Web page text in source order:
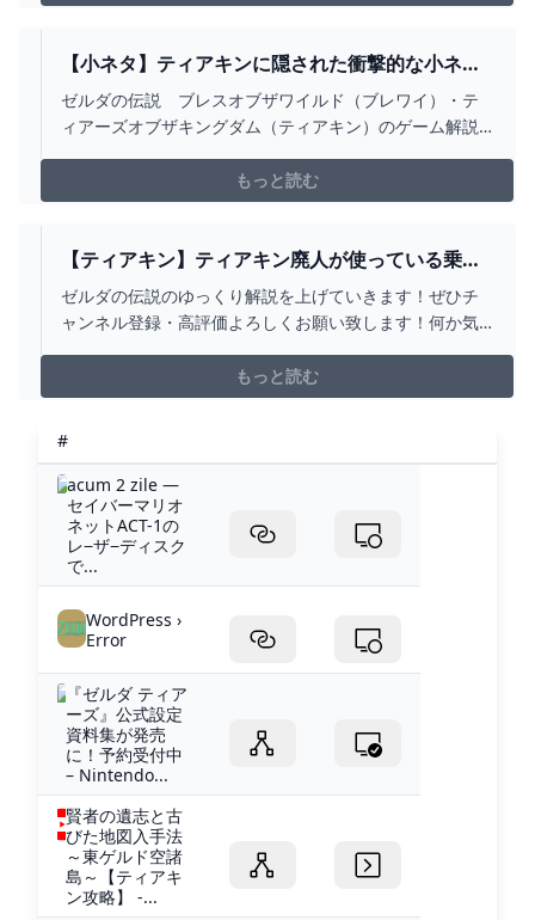
【小ネタ】ティアキンに隠された衝撃的な小ネタ
30連発【ゼルダの伝説ティアーズオブザキングダ
ム】 - YOUTUBE
ゼルダの伝説 ブレスオブザワイルド（ブレワイ）・テ
ィアーズオブザキングダム（ティアキン）のゲーム解説
しております。------------------------------00:00 OP00:20 ①
ゼルダの身長01:12 ②全裸リンク02:01 ③G...
もっと読む
【ティアキン】ティアキン廃人が使っている乗り
物９選【ゼルダの伝説 ティアーズオブザキング
ダム】 - YOUTUBE
ゼルダの伝説のゆっくり解説を上げていきます！ぜひチ
ャンネル登録・高評価よろしくお願い致します！何か気
欄にお書きください！！なるべく実行します！いや実行
します！！#ティアキン#ティアーズオブザキングダム#ゼ
もっと読む
#
acum 2 zile —
セイバーマリオ
ネットACT-1の
レ−ザ−ディスク
で...
WordPress ›
Error
『ゼルダ ティア
ーズ』公式設定
資料集が発売
に！予約受付中
– Nintendo...
賢者の遺志と古
びた地図入手法
～東ゲルド空諸
島～【ティアキ
ン攻略】 -...